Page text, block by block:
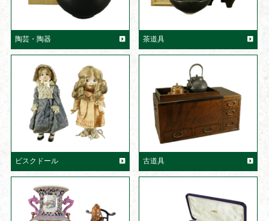
陶芸・陶器 茶道具
ビスクドール 古道具